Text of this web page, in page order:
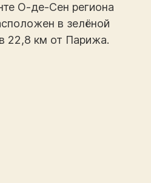
О-де-Сен региона
в зелёной
22,8 км от Парижа.